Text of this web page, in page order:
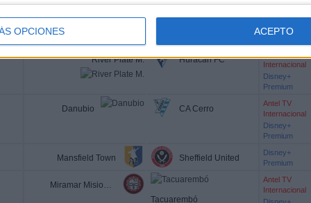
OPCIONES ACEPTO
Arsenal
ESPN
River Plate M. Huracán FC
Internacional
Disney+
Premium
Danubio CA Cerro
Antel TV
Internacional
Disney+
Premium
Mansfield Town Sheffield United
Disney+
Premium
Miramar Misiones
Tacuarembó
Antel TV
Internacional